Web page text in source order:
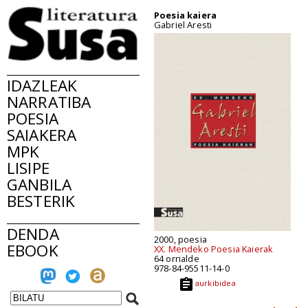
IDAZLEAK
NARRATIBA
POESIA
SAIAKERA
MPK
LISIPE
GANBILA
BESTERIK
DENDA
EBOOK
Poesia kaiera
Gabriel Aresti
2000, poesia
XX. Mendeko Poesia Kaierak
64 orrialde
978-84-95511-14-0
aurkibidea